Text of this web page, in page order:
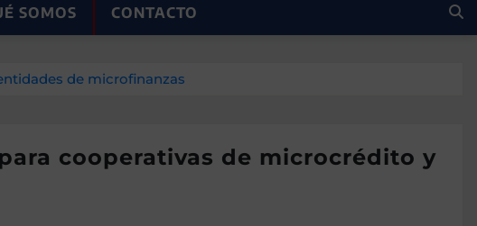
SOMOS CONTACTO
de microfinanzas
cooperativas de microcrédito y